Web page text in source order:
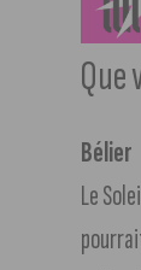
Que
Bélier
Le